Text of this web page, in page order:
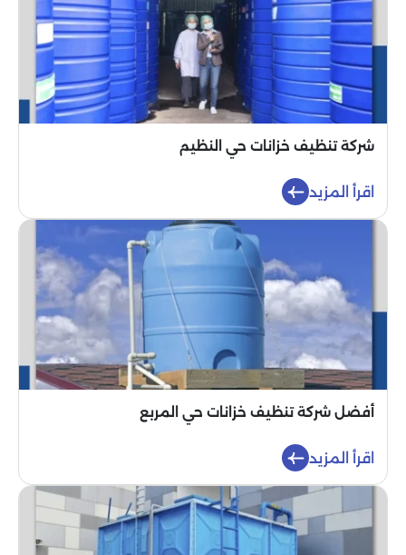
شركة تنظيف خزانات حي النظيم
اقرأ المزيد
أفضل شركة تنظيف خزانات حي المربع
اقرأ المزيد